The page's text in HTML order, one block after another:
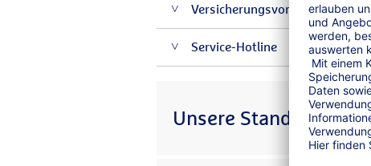
Versicherungsvoraussetzungen
Service-Hotline
Unsere Standorte